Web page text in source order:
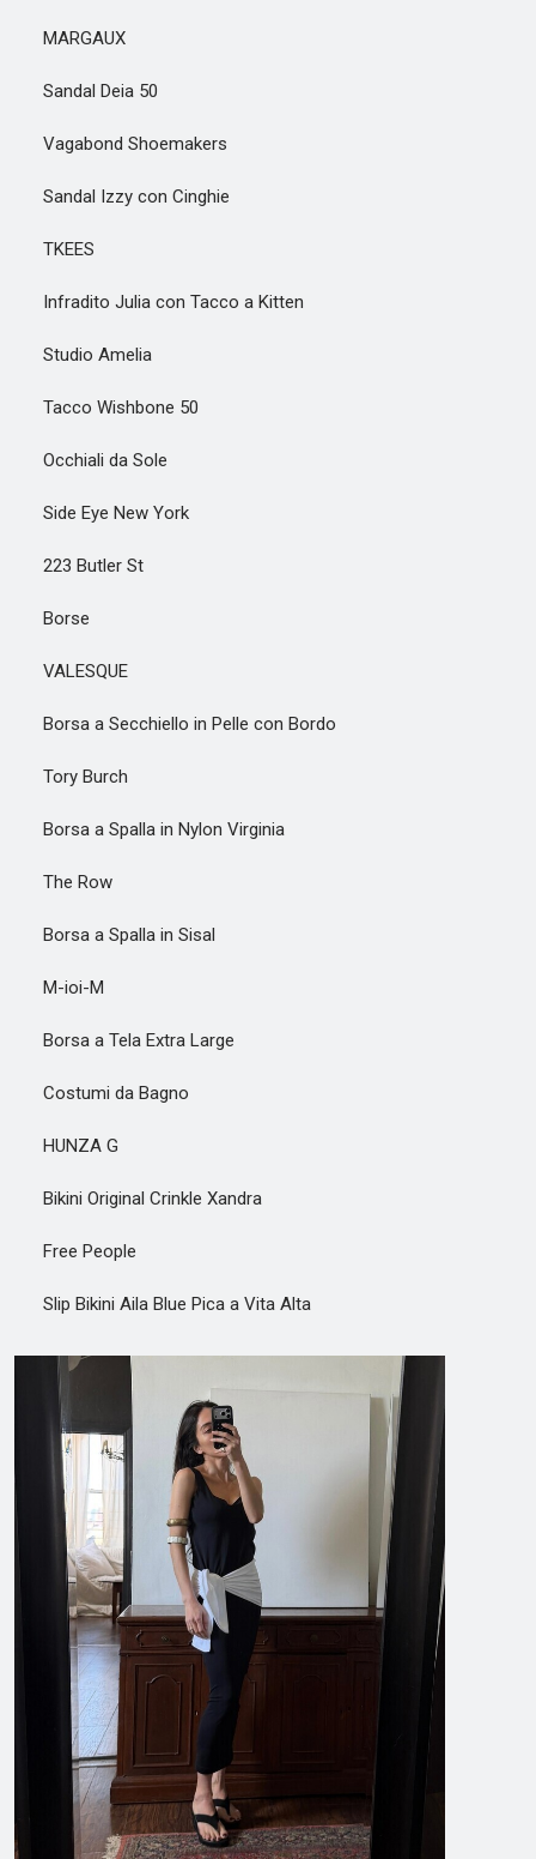
MARGAUX
Sandal Deia 50
Vagabond Shoemakers
Sandal Izzy con Cinghie
TKEES
Infradito Julia con Tacco a Kitten
Studio Amelia
Tacco Wishbone 50
Occhiali da Sole
Side Eye New York
223 Butler St
Borse
VALESQUE
Borsa a Secchiello in Pelle con Bordo
Tory Burch
Borsa a Spalla in Nylon Virginia
The Row
Borsa a Spalla in Sisal
M-ioi-M
Borsa a Tela Extra Large
Costumi da Bagno
HUNZA G
Bikini Original Crinkle Xandra
Free People
Slip Bikini Aila Blue Pica a Vita Alta